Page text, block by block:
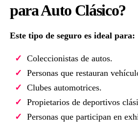
para Auto Clásico?
Este tipo de seguro es ideal para:
Coleccionistas de autos.
Personas que restauran
Clubes automotrices.
Propietarios de deportivos
Personas que participan en